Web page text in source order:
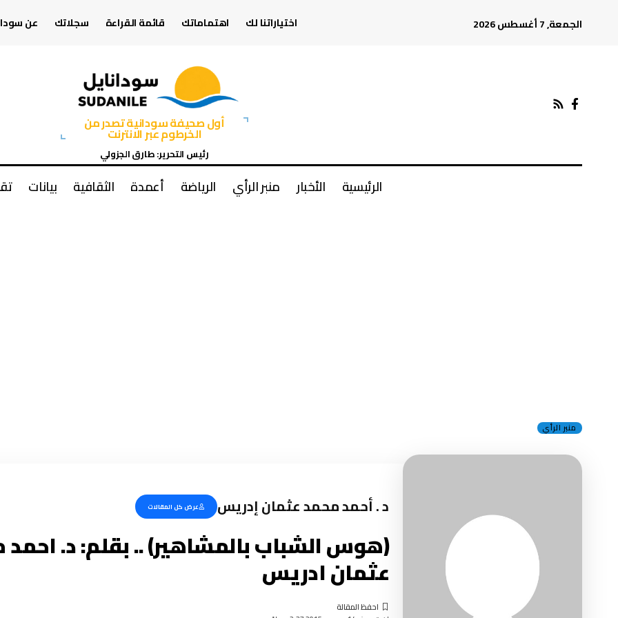
الجمعة, 7 أغسطس 2026 اختياراتنا لك اهتماماتك قائمة القراءة سجلاتك عن
أول صحيفة سودانية تصدر من
الخرطوم عبر الانترنت
رئيس التحرير: طارق الجزولي
الرئيسية الأخبار منبر الرأي الرياضة أعمدة الثقافية بيانات
منبر الرأي
د . أحمد محمد عثمان إدريس عرض كل المقالات
(هوس الشباب بالمشاهير) .. بقلم: د.
عثمان ادريس